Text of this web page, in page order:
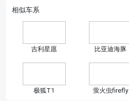
相似车系
吉利星愿 比亚迪海豚
极狐T1 萤火虫firefly